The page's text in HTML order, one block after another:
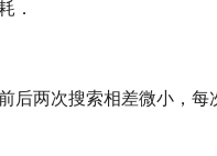
．
后两次搜索相差微小，每